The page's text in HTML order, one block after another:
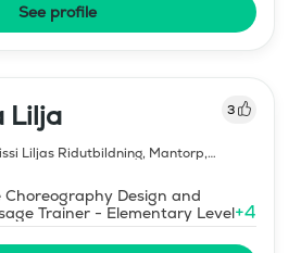
See profile
Lilja 3
Liljas Ridutbildning, Mantorp,
Choreography Design and
Trainer - Elementary Level+4